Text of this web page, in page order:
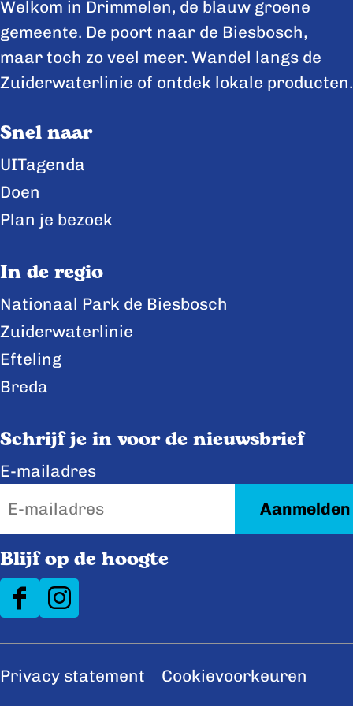
e
z
e
p
g
i
o
F
a
c
e
b
o
e
z
e
p
g
i
a
o
X
e
z
e
p
o
L
i
n
I
Welkom in Drimmelen, de blauw groene
gemeente. De poort naar de Biesbosch,
maar toch zo veel meer. Wandel langs de
Zuiderwaterlinie of ontdek lokale producten.
Snel naar
UITagenda
Doen
Plan je bezoek
In de regio
Nationaal Park de Biesbosch
Zuiderwaterlinie
Efteling
Breda
Schrijf je in voor de nieuwsbrief
E-mailadres
Blijf op de hoogte
F
e
I
t
Privacy statement Cookievoorkeuren